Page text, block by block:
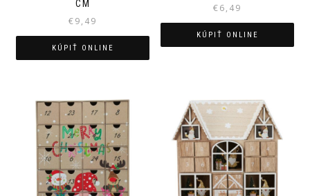
CM
€9,49
KÚPIŤ ONLINE
€6,49
KÚPIŤ ONLINE